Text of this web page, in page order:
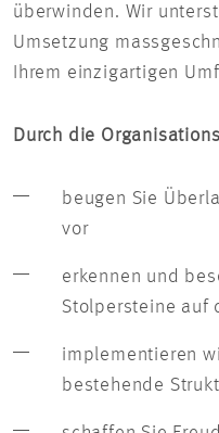
überwinden. Wir
Umsetzung
Ihrem einzigartigen
Durch die
beugen Sie
vor
erkennen und
Stolpersteine auf
implementieren
bestehende